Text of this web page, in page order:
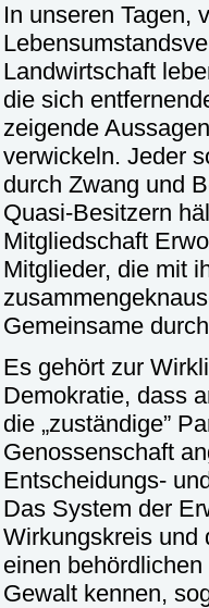
In unseren Tagen,
Landwirtschaft
die sich
zeigende
verwickeln. Jeder
durch Zwang und
Quasi-Besitzern
Mitgliedschaft
Mitglieder, die mit
Gemeinsame
Es gehört zur
Demokratie, dass
die „zuständige”
Genossenschaft
Entscheidungs-
Das System der
Wirkungskreis und
einen
Gewalt kennen,